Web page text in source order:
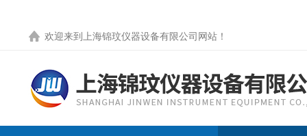
欢迎来到 上海锦玟仪器设备有限公司网站 ！